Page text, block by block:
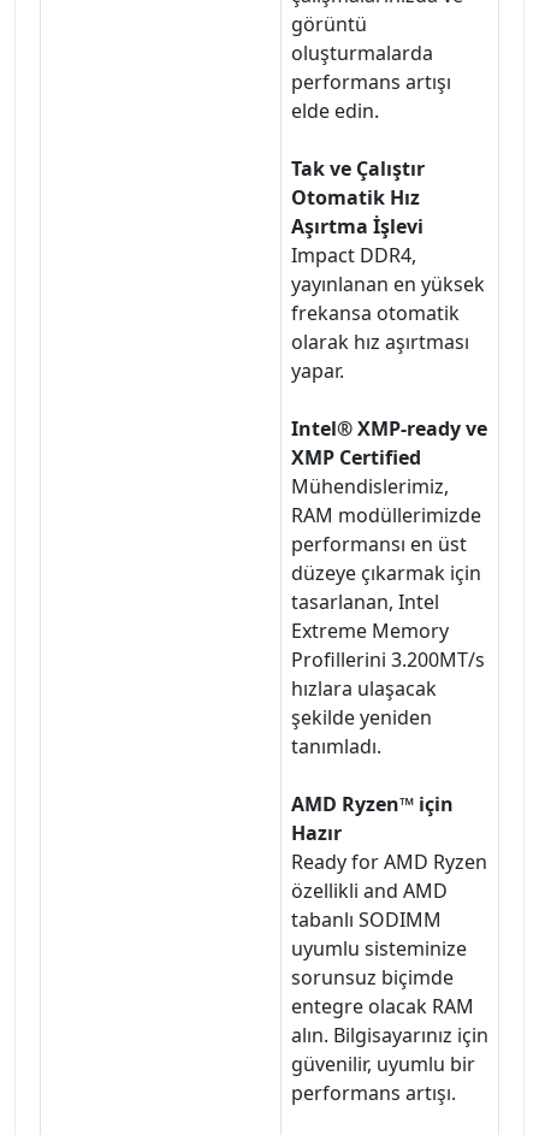
görüntü
oluşturmalarda
performans artışı
elde edin.
Tak ve Çalıştır
Otomatik Hız
Aşırtma İşlevi
Impact DDR4,
yayınlanan en yüksek
frekansa otomatik
olarak hız aşırtması
yapar.
Intel® XMP-ready ve
XMP Certified
Mühendislerimiz,
RAM modüllerimizde
performansı en üst
düzeye çıkarmak için
tasarlanan, Intel
Extreme Memory
Profillerini 3.200MT/s
hızlara ulaşacak
şekilde yeniden
tanımladı.
AMD Ryzen™ için
Hazır
Ready for AMD Ryzen
özellikli and AMD
tabanlı SODIMM
uyumlu sisteminize
sorunsuz biçimde
entegre olacak RAM
alın. Bilgisayarınız için
güvenilir, uyumlu bir
performans artışı.